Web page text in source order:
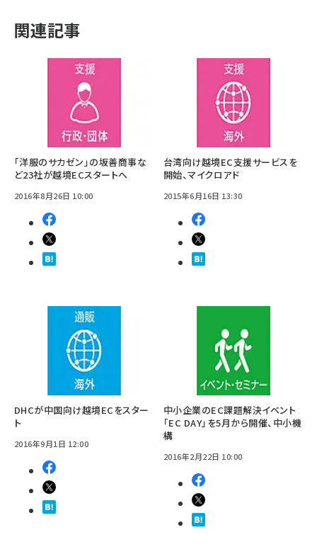
関連記事
「洋服のサカゼン」の坂善商事な
ど23社が越境ECスタートへ
2016年8月26日 10:00
台湾向け越境EC支援サービスを
開始、マイクロアド
2015年6月16日 13:30
DHCが中国向け越境ECをスター
ト
2016年9月1日 12:00
中小企業のEC課題解決イベント
「EC DAY」を5月から開催、中小機
構
2016年2月22日 10:00